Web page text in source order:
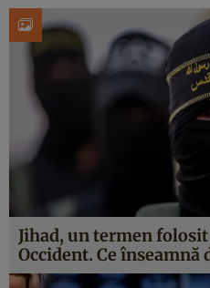
Jihad, un termen
Occident. Ce înseamnă